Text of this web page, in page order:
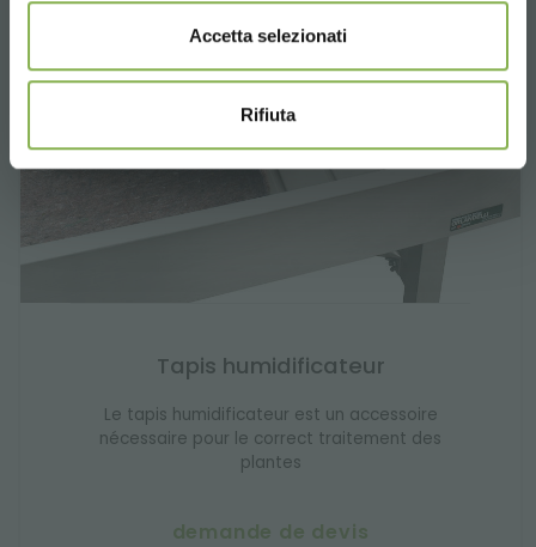
Accetta selezionati
Rifiuta
Tapis humidificateur
Le tapis humidificateur est un accessoire
nécessaire pour le correct traitement des
plantes
demande de devis